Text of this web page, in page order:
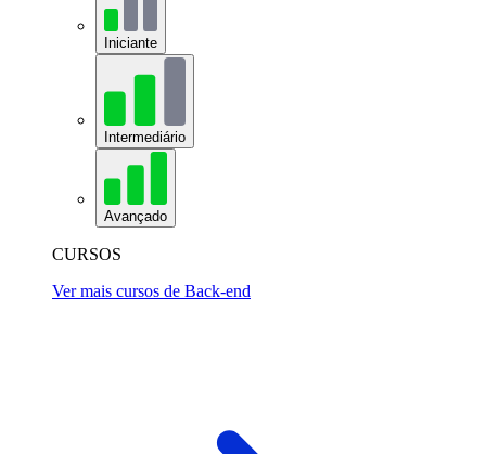
Iniciante
Intermediário
Avançado
CURSOS
Ver mais cursos de Back-end